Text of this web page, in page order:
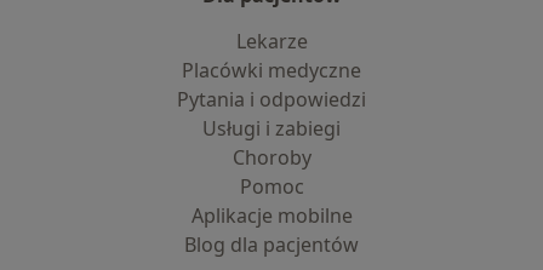
Lekarze
Placówki medyczne
Pytania i odpowiedzi
Usługi i zabiegi
Choroby
Pomoc
Aplikacje mobilne
Blog dla pacjentów